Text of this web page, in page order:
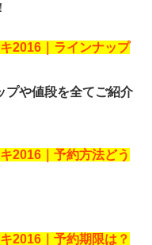
2016｜ラインナップ
プや値段を全てご紹介
2016｜予約方法どう
2016｜予約期限は？